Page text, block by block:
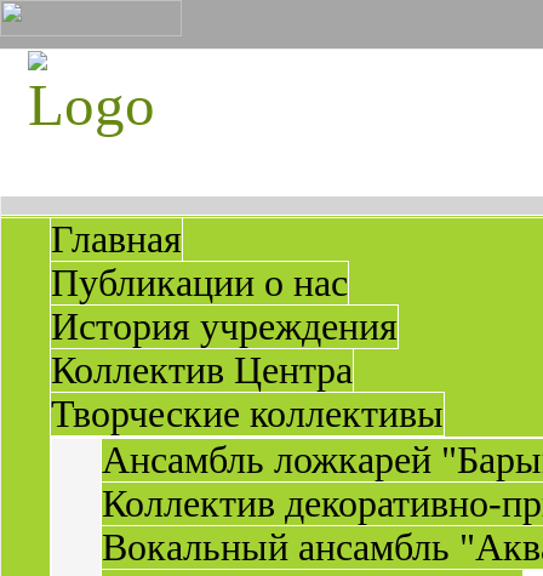
Главная
Публикации о нас
История учреждения
Коллектив Центра
Творческие коллективы
Ансамбль ложкарей
Коллектив декоративно-
Вокальный ансамбль